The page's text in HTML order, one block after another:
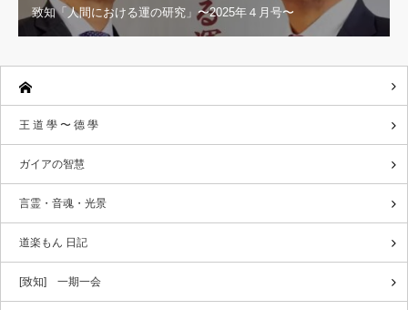
致知「人間における運の研究」〜2025年４月号〜
王 道 學 〜 德 學
ガイアの智慧
言霊・音魂・光景
道楽もん 日記
[致知] 一期一会